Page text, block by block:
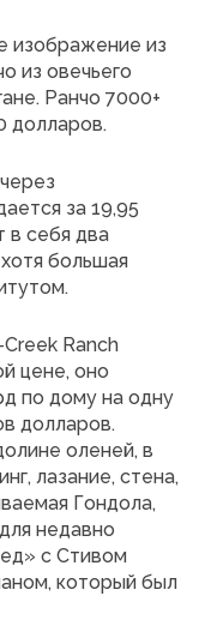
изображение из
из овечьего
Ранчо 7000+
долларов.
за 19,95
в себя два
большая
Ranch
цене, оно
по дому на одну
долларов.
оленей, в
лазание, стена,
Гондола,
недавно
с Стивом
который был